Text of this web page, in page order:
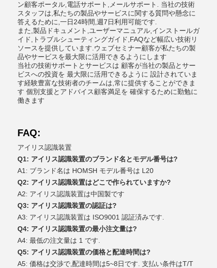
ン顧客ポータル,電話サポート,メールサポート. 当社の技術
スタッフは,私たちの製品やサービスに関する質問や懸念に
答えるために,一日24時間,週7日利用可能です.
また,製品ドキュメント,ユーザーマニュアル,インストールガ
イド,トラブルシューティングガイド,FAQなど幅広い技術リ
ソースを提供しています.ウェブセミナー顧客が私たちの製
品やサービスを最大限に活用できるようにします
当社の技術サポートとサービスは 顧客が当社の製品とサー
ビスへの投資を 最大限に活用できるように 設計されていま
す経験豊富な技術者のチームは,常に提供することができま
す 個別支援とアドバイス顧客満足を 確保するために勤勉に
働きます
FAQ:
アイリス認識装置
Q1: アイリス認識装置のブランド名とモデル番号は?
A1: ブランド名は HOMSH モデル番号は L20
Q2: アイリス認識装置はどこで作られていますか?
A2: アイリス認識装置は中国製です
Q3: アイリス認識装置の認証は?
A3: アイリス認識装置は ISO9001 認証済みです.
Q4: アイリス認識装置の最小注文量は?
A4: 最低の注文量は 1 です.
Q5: アイリス認識装置の価格と配達時間は?
A5: 価格は交渉で,配達時間は5~8日です. 支払い条件はT/T